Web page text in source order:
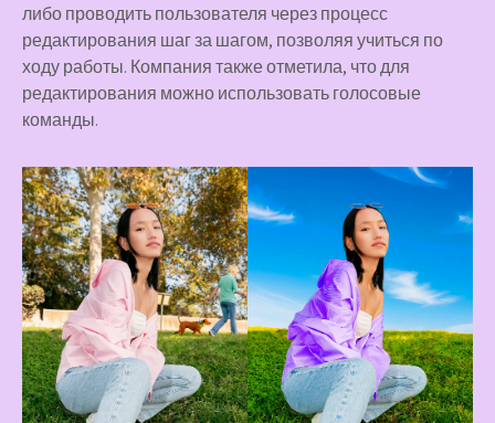
либо проводить пользователя через процесс
редактирования шаг за шагом, позволяя учиться по
ходу работы. Компания также отметила, что для
редактирования можно использовать голосовые
команды.